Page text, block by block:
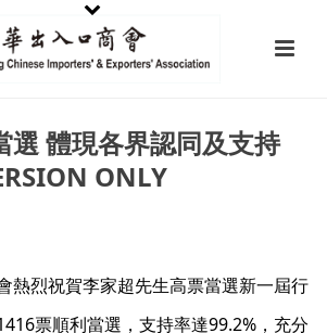
選 體現各界認同及支持
ONLY
熱烈祝賀李家超先生高票當選新一屆行
票順利當選，支持率達99.2%，充分